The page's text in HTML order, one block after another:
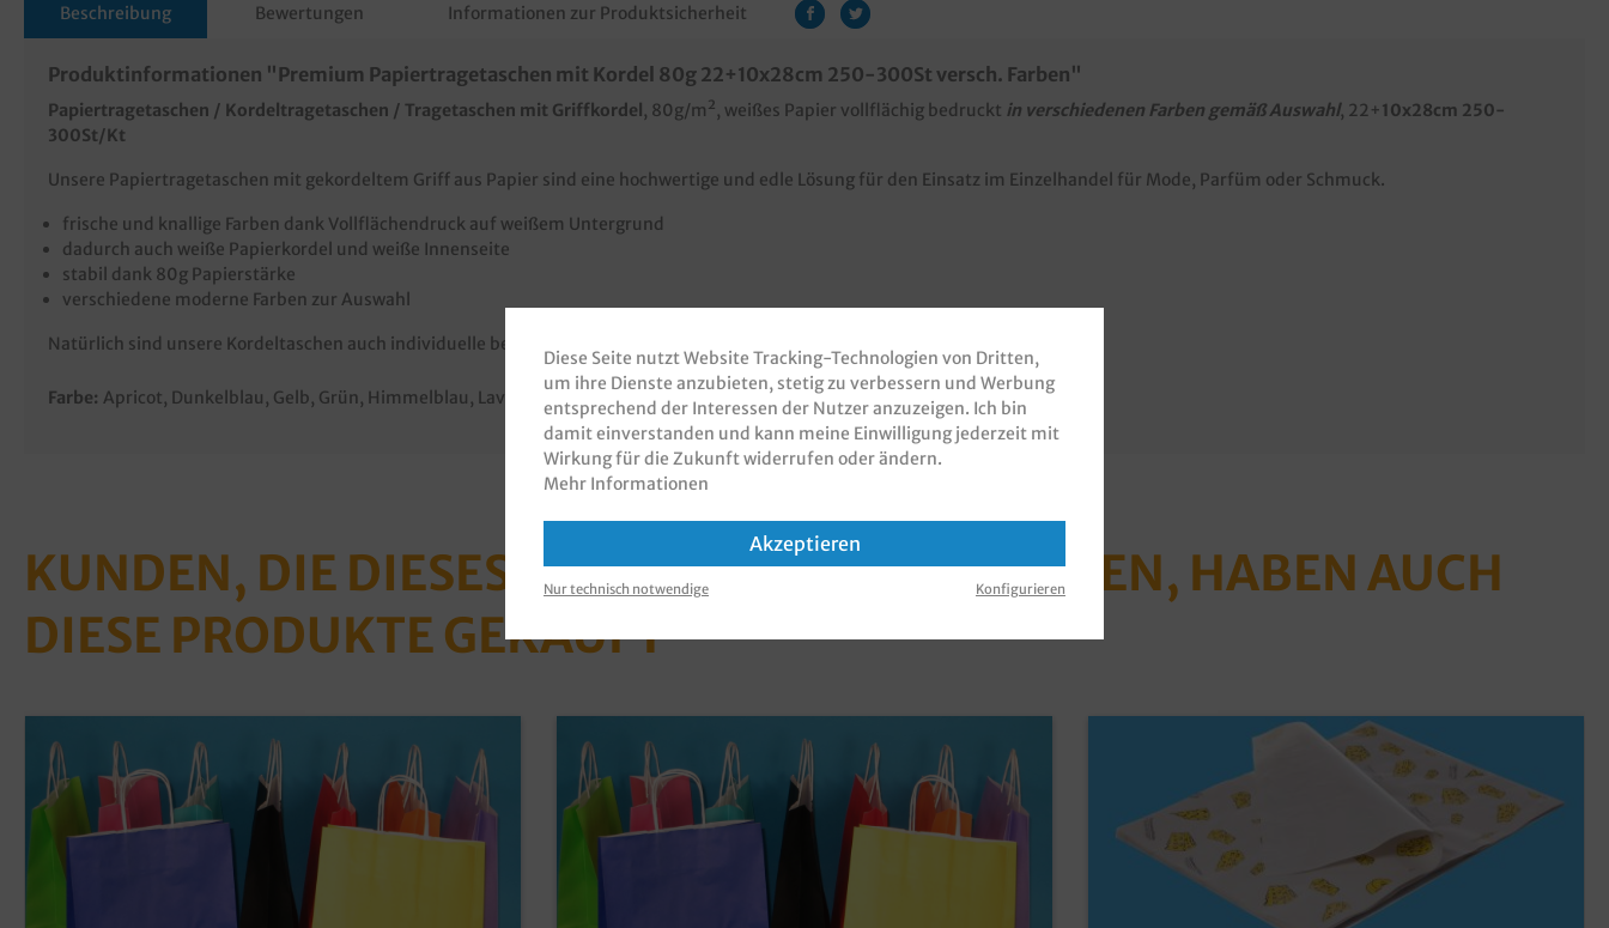
Beschreibung Bewertungen Informationen zur Produktsicherheit
Produktinformationen "Premium Papiertragetaschen mit Kordel 80g 22+10x28cm 250-300St versch. Farben"
Papiertragetaschen / Kordeltragetaschen / Tragetaschen mit Griffkordel , 80g/m², weißes Papier vollflächig bedruckt in verschiedenen Farben gemäß Auswahl, 22+10x28cm 250-
300St/Kt
Unsere Papiertragetaschen mit gekordeltem Griff aus Papier sind eine hochwertige und edle Lösung für den Einsatz im Einzelhandel für Mode, Parfüm oder Schmuck.
frische und knallige Farben dank Vollflächendruck auf weißem Untergrund
dadurch auch weiße Papierkordel und weiße Innenseite
stabil dank 80g Papierstärke
verschiedene moderne Farben zur Auswahl
Natürlich sind unsere Kordeltaschen auch individuelle bedruckbar, gern erstellen wir Ihnen ein Angebot.
Farbe: Apricot , Dunkelblau , Gelb , Grün , Himmelblau , Lavendel , Rot , Schwarz
KUNDEN, DIE DIESES PRODUKT GEKAUFT HABEN, HABEN AUCH
DIESE PRODUKTE GEKAUFT
Diese Seite nutzt Website Tracking-Technologien von Dritten,
um ihre Dienste anzubieten, stetig zu verbessern und Werbung
entsprechend der Interessen der Nutzer anzuzeigen. Ich bin
damit einverstanden und kann meine Einwilligung jederzeit mit
Wirkung für die Zukunft widerrufen oder ändern.
Mehr Informationen
Akzeptieren
Nur technisch notwendige Konfigurieren